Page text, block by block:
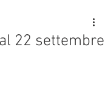
22 settembre
su 5.